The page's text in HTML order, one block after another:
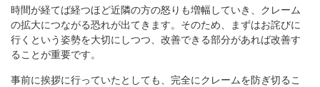
時間が経てば経つほど近隣の方の怒りも増幅していき、クレーム
の拡大につながる恐れが出てきます。そのため、まずはお詫びに
行くという姿勢を大切にしつつ、改善できる部分があれば改善す
ることが重要です。
事前に挨拶に行っていたとしても、完全にクレームを防ぎ切るこ